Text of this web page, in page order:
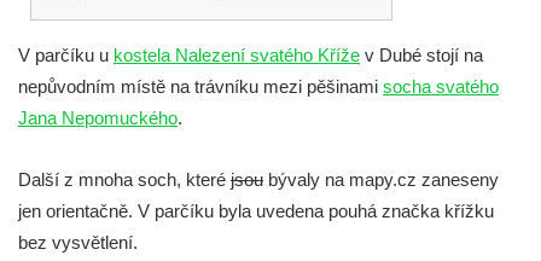
Socha Chalikotérium v ZOO Hluboká
Socha Smilodon v ZOO Hluboká
Socha Plejtvák obrovský v ZOO Hluboká
Socha Medvěd jeskynní v ZOO Hluboká
Socha Mamutí lebka v ZOO Hluboká
V parčíku u kostela Nalezení svatého Kříže v Dubé stojí na
nepůvodním místě na trávníku mezi pěšinami socha svatého
Jana Nepomuckého.
Další z mnoha soch, které jsou bývaly na mapy.cz zaneseny
jen orientačně. V parčíku byla uvedena pouhá značka křížku
bez vysvětlení.